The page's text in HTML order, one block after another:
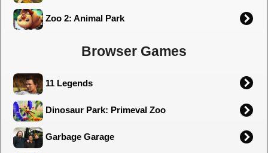
Zoo 2: Animal Park
Browser Games
11 Legends
Dinosaur Park: Primeval Zoo
Garbage Garage